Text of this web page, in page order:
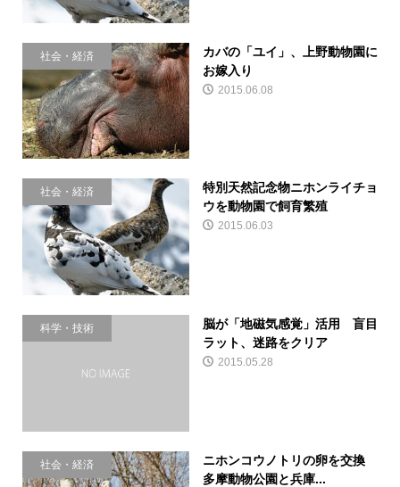
社会・経済
カバの「ユイ」、上野動物園に
お嫁入り
2015.06.08
社会・経済
特別天然記念物ニホンライチョ
ウを動物園で飼育繁殖
2015.06.03
科学・技術
脳が「地磁気感覚」活用 盲目
ラット、迷路をクリア
2015.05.28
社会・経済
ニホンコウノトリの卵を交換
多摩動物公園と兵庫...